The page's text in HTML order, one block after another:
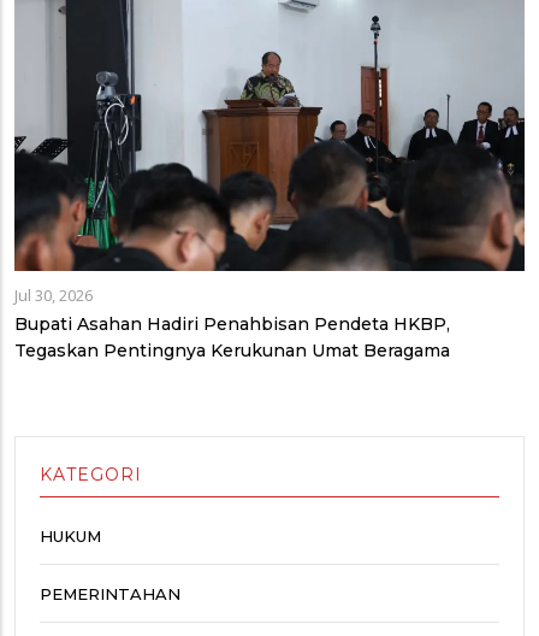
Jul 30, 2026
Bupati Asahan Hadiri Penahbisan Pendeta HKBP,
Tegaskan Pentingnya Kerukunan Umat Beragama
KATEGORI
HUKUM
PEMERINTAHAN